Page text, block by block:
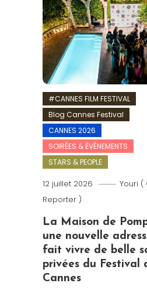
#CANNES FILM FESTIVAL
Blog Cannes Festival
CANNES 2026
SOIRÉES & ÉVÉNEMENTS
STARS & PEOPLE
12 juillet 2026
Youri (
Reporter )
La Maison de
une nouvelle
fait vivre de belle
privées du Festival
Cannes